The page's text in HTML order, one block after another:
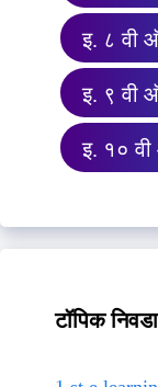
इ. ८ वी
इ. ९ वी
इ. १०
टॉपिक निवडा